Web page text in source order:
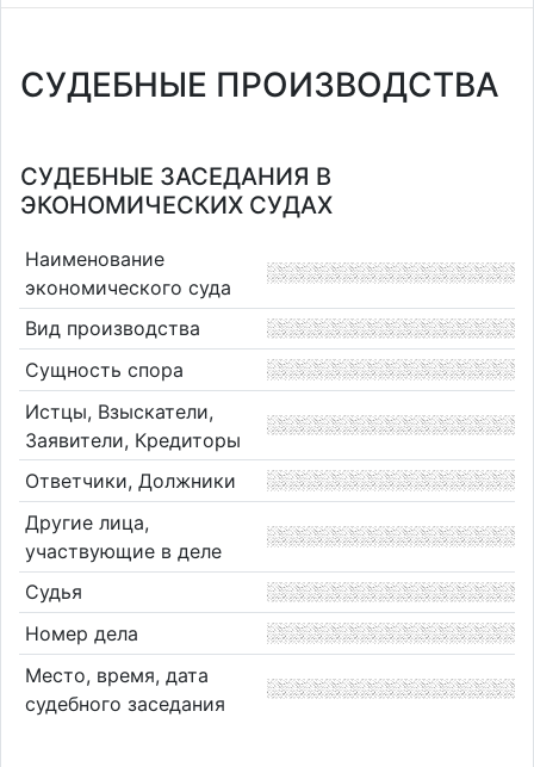
СУДЕБНЫЕ ПРОИЗВОДСТВА
СУДЕБНЫЕ ЗАСЕДАНИЯ В
ЭКОНОМИЧЕСКИХ СУДАХ
Наименование
экономического суда
Вид производства
Сущность спора
Истцы, Взыскатели,
Заявители, Кредиторы
Ответчики, Должники
Другие лица,
участвующие в деле
Судья
Номер дела
Место, время, дата
судебного заседания